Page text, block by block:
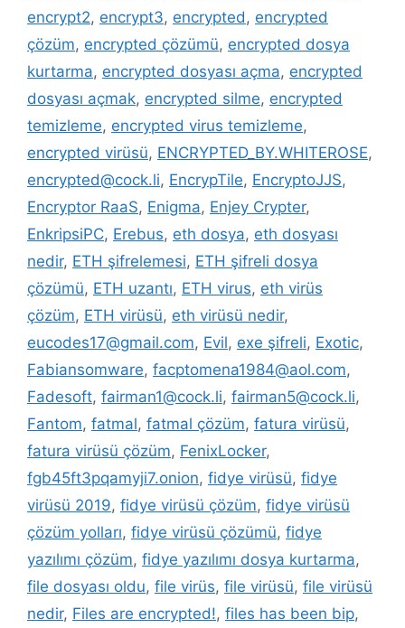
encrypt2, encrypt3, encrypted, encrypted
çözüm, encrypted çözümü, encrypted dosya
kurtarma, encrypted dosyası açma, encrypted
dosyası açmak, encrypted silme, encrypted
temizleme, encrypted virus temizleme,
encrypted virüsü, ENCRYPTED_BY.WHITEROSE,
encrypted@cock.li, EncrypTile, EncryptoJJS,
Encryptor RaaS, Enigma, Enjey Crypter,
EnkripsiPC, Erebus, eth dosya, eth dosyası
nedir, ETH şifrelemesi, ETH şifreli dosya
çözümü, ETH uzantı, ETH virus, eth virüs
çözüm, ETH virüsü, eth virüsü nedir,
eucodes17@gmail.com, Evil, exe şifreli, Exotic,
Fabiansomware, facptomena1984@aol.com,
Fadesoft, fairman1@cock.li, fairman5@cock.li,
Fantom, fatmal, fatmal çözüm, fatura virüsü,
fatura virüsü çözüm, FenixLocker,
fgb45ft3pqamyji7.onion, fidye virüsü, fidye
virüsü 2019, fidye virüsü çözüm, fidye virüsü
çözüm yolları, fidye virüsü çözümü, fidye
yazılımı çözüm, fidye yazılımı dosya kurtarma,
file dosyası oldu, file virüs, file virüsü, file virüsü
nedir, Files are encrypted!, files has been bip,